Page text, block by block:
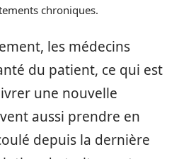
chroniques.
les médecins
du patient, ce qui est
une nouvelle
aussi prendre en
depuis la dernière